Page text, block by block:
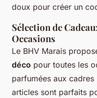
doux pour créer un
Sélection de
Occasions
Le BHV Marais
déco pour toutes les
parfumées aux
articles sont parfaits